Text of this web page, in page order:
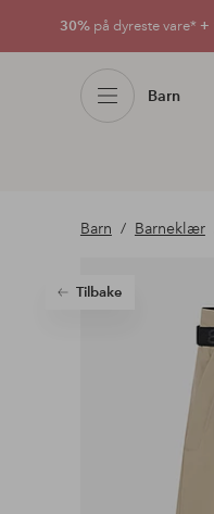
30% på dyreste vare* +
Barn
Barn Barneklær
Tilbake